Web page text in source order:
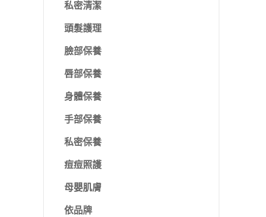
私密清潔
頭髮護理
臉部保養
唇部保養
身體保養
手部保養
私密保養
痘痘照護
母嬰肌膚
依品牌